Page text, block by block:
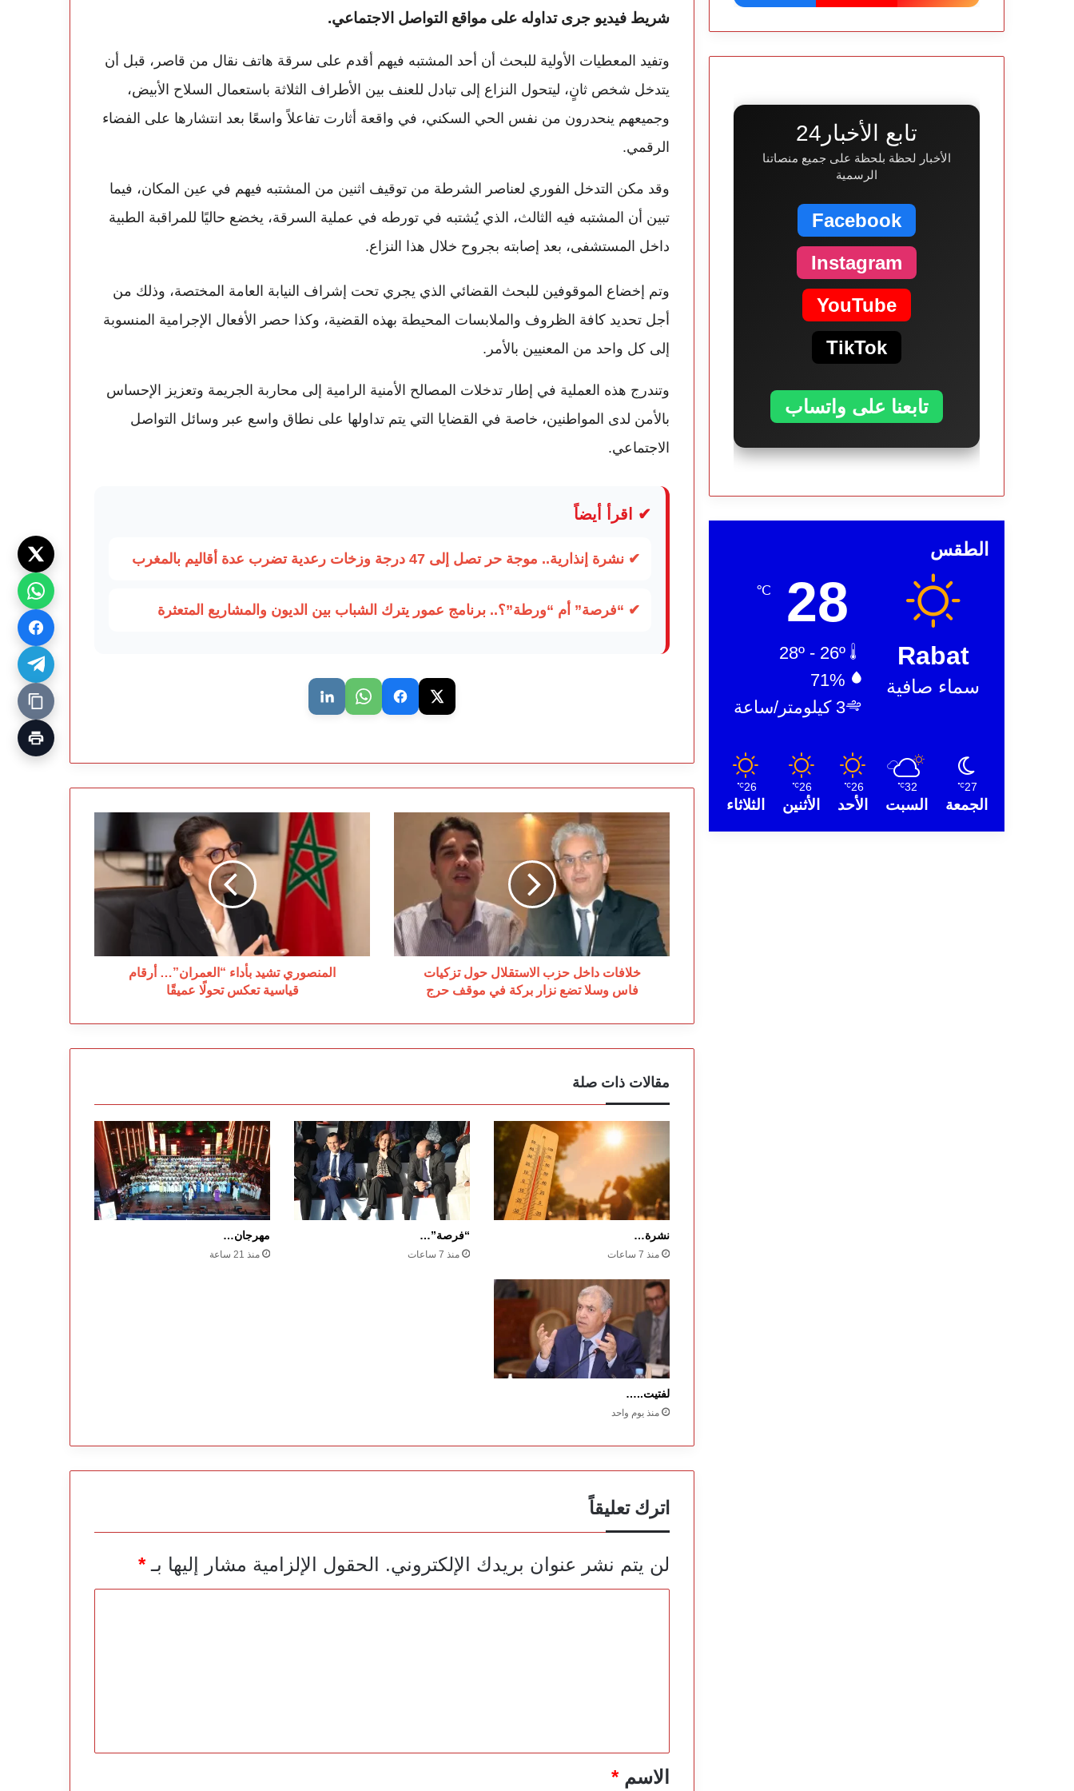
شريط فيديو جرى تداوله على مواقع التواصل الاجتماعي.
وتفيد المعطيات الأولية للبحث أن أحد المشتبه فيهم أقدم على سرقة هاتف نقال من قاصر، قبل أن
يتدخل شخص ثانٍ، ليتحول النزاع إلى تبادل للعنف بين الأطراف الثلاثة باستعمال السلاح الأبيض،
وجميعهم ينحدرون من نفس الحي السكني، في واقعة أثارت تفاعلاً واسعًا بعد انتشارها على الفضاء
الرقمي.
وقد مكن التدخل الفوري لعناصر الشرطة من توقيف اثنين من المشتبه فيهم في عين المكان، فيما
تبين أن المشتبه فيه الثالث، الذي يُشتبه في تورطه في عملية السرقة، يخضع حاليًا للمراقبة الطبية
داخل المستشفى، بعد إصابته بجروح خلال هذا النزاع.
وتم إخضاع الموقوفين للبحث القضائي الذي يجري تحت إشراف النيابة العامة المختصة، وذلك من
أجل تحديد كافة الظروف والملابسات المحيطة بهذه القضية، وكذا حصر الأفعال الإجرامية المنسوبة
إلى كل واحد من المعنيين بالأمر.
وتندرج هذه العملية في إطار تدخلات المصالح الأمنية الرامية إلى محاربة الجريمة وتعزيز الإحساس
بالأمن لدى المواطنين، خاصة في القضايا التي يتم تداولها على نطاق واسع عبر وسائل التواصل
الاجتماعي.
✔ اقرأ أيضاً
✔ نشرة إنذارية.. موجة حر تصل إلى 47 درجة وزخات رعدية تضرب عدة أقاليم بالمغرب
✔ “فرصة” أم “ورطة”؟.. برنامج عمور يترك الشباب بين الديون والمشاريع المتعثرة
خلافات
الاستقلال
تزكيات
فاس
وسلا
تضع
نزار
بركة
موقف
خلافات داخل حزب الاستقلال حول تزكيات
فاس وسلا تضع نزار بركة في موقف حرج
المنصوري
تشيد
بأداء
“العمران”…
أرقام
قياسية
تعكس
تحولًا
عميقًا
المنصوري تشيد بأداء “العمران”… أرقام
قياسية تعكس تحولًا عميقًا
مقالات ذات صلة
نشرة…
منذ 7 ساعات
“فرصة”…
منذ 7 ساعات
مهرجان…
منذ 21 ساعة
لفتيت..…
منذ يوم واحد
اترك تعليقاً
لن يتم نشر عنوان بريدك الإلكتروني. الحقول الإلزامية مشار إليها بـ*
*الاسم*
تابع الأخبار24
الأخبار لحظة بلحظة على جميع منصاتنا
الرسمية
Facebook
Instagram
YouTube
TikTok
تابعنا على واتساب
الطقس
Rabat
سماء صافية
28
℃
71%
3 كيلومتر/ساعة
27
℃
الجمعة
32
℃
السبت
26
℃
الأحد
26
℃
الأثنين
26
℃
الثلاثاء